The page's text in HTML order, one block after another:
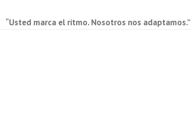
“Usted marca el ritmo. Nosotros nos adaptamos.”